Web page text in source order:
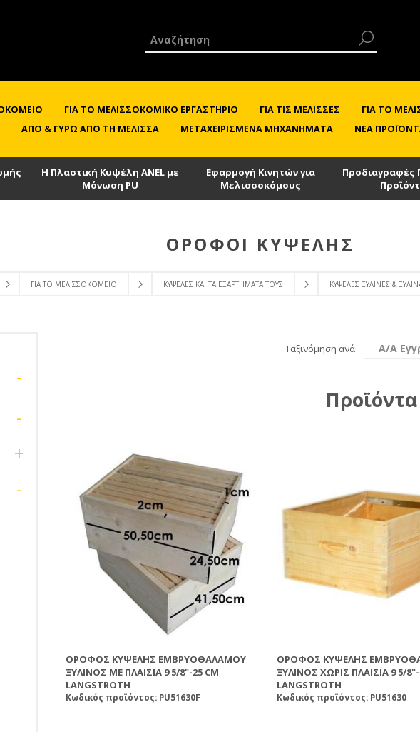
ΓΙΑ ΤΟ ΜΕΛΙΣΣΟΚΟΜΙΚΌ ΕΡΓΑΣΤΉΡΙΟ ΓΙΑ ΤΙΣ ΜΈΛΙΣΣΕΣ ΓΙΑ ΤΟ
ΑΠΌ & ΓΎΡΩ ΑΠΌ ΤΗ ΜΈΛΙΣΣΑ
ΜΕΤΑΧΕΙΡΙΣΜΈΝΑ ΜΗΧΑΝΉΜΑΤΑ ΝΈΑ
Η Πλαστική Κυψέλη ANEL με
Μόνωση PU
Εφαρμογή Κινητών για
Μελισσοκόμους
Προδιαγραφές
ΓΙΑ ΤΟ ΜΕΛΙΣΣΟΚΟΜΕΊΟ ΚΥΨΈΛΕΣ ΚΑΙ ΤΑ ΕΞΑΡΤΉΜΑΤΑ ΤΟΥΣ ΚΥΨΈΛΕΣ ΞΎΛΙΝΕΣ &
ΌΡΟΦΟΙ ΚΥΨΈΛΗΣ
Ταξινόμηση ανά Α/Α
Προϊόντα
ΌΡΟΦΟΣ ΚΥΨΈΛΗΣ ΕΜΒΡΥΟΘΑΛΆΜΟΥ
ΞΎΛΙΝΟΣ ΜΕ ΠΛΑΊΣΙΑ 9 5/8"-25 CM
LANGSTROTH
Κωδικός προϊόντος: PU51630F
ΌΡΟΦΟΣ ΚΥΨΈΛΗΣ
ΞΎΛΙΝΟΣ ΧΩΡΊΣ ΠΛΑΊΣΙΑ 9 5/8"-
LANGSTROTH
Κωδικός προϊόντος: PU51630
-
-
+
-